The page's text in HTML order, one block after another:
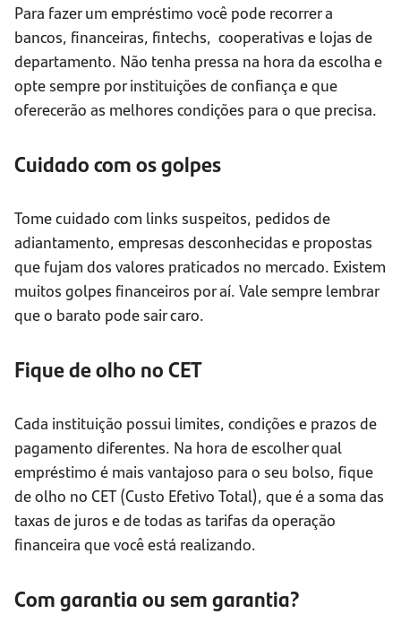
Para fazer um empréstimo você pode recorrer a
bancos, financeiras, fintechs, cooperativas e lojas de
departamento. Não tenha pressa na hora da escolha e
opte sempre por instituições de confiança e que
oferecerão as melhores condições para o que precisa.
Cuidado com os golpes
Tome cuidado com links suspeitos, pedidos de
adiantamento, empresas desconhecidas e propostas
que fujam dos valores praticados no mercado. Existem
muitos golpes financeiros por aí. Vale sempre lembrar
que o barato pode sair caro.
Fique de olho no CET
Cada instituição possui limites, condições e prazos de
pagamento diferentes. Na hora de escolher qual
empréstimo é mais vantajoso para o seu bolso, fique
de olho no CET (Custo Efetivo Total), que é a soma das
taxas de juros e de todas as tarifas da operação
financeira que você está realizando.
Com garantia ou sem garantia?